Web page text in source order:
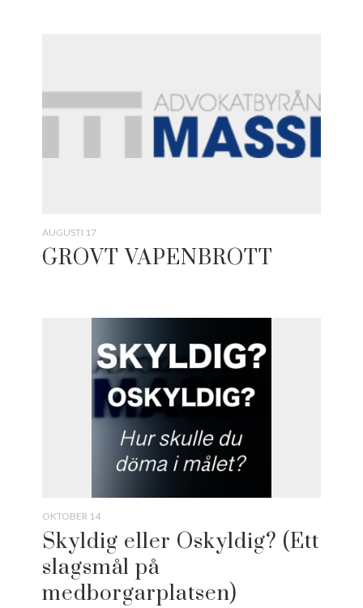
AUGUSTI 17
GROVT VAPENBROTT
OKTOBER 14
Skyldig eller Oskyldig? (Ett
slagsmål på
medborgarplatsen)